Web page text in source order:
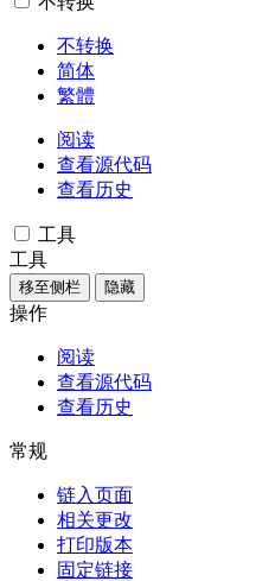
不转换
简体
繁體
阅读
查看源代码
查看历史
工具
工具
移至侧栏 隐藏
操作
阅读
查看源代码
查看历史
常规
链入页面
相关更改
打印版本
固定链接